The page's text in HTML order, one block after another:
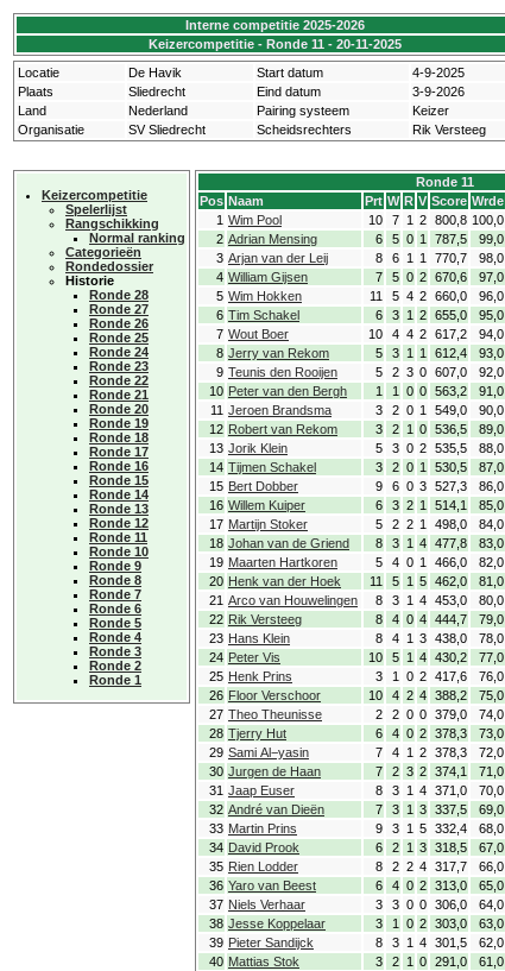
Interne competitie 2025-2026
Keizercompetitie - Ronde 11 - 20-11-2025
Locatie
De Havik Start datum
4-9-2025
Plaats
Sliedrecht Eind datum
3-9-2026
Land
Nederland Pairing systeem
Keizer
Organisatie
SV Sliedrecht Scheidsrechters Rik Versteeg
Keizercompetitie
Spelerlijst
Rangschikking
Normal ranking
Categorieën
Rondedossier
Historie
Ronde 28
Ronde 27
Ronde 26
Ronde 25
Ronde 24
Ronde 23
Ronde 22
Ronde 21
Ronde 20
Ronde 19
Ronde 18
Ronde 17
Ronde 16
Ronde 15
Ronde 14
Ronde 13
Ronde 12
Ronde 11
Ronde 10
Ronde 9
Ronde 8
Ronde 7
Ronde 6
Ronde 5
Ronde 4
Ronde 3
Ronde 2
Ronde 1
Ronde 11
Pos Naam Prt W R V Score Wrde
1 Wim Pool 10 7 1 2 800,8 100,0
2 Adrian Mensing 6 5 0 1 787,5 99,0
3 Arjan van der Leij 8 6 1 1 770,7 98,0
4 William Gijsen 7 5 0 2 670,6 97,0
5 Wim Hokken 11 5 4 2 660,0 96,0
6 Tim Schakel 6 3 1 2 655,0 95,0
7 Wout Boer 10 4 4 2 617,2 94,0
8 Jerry van Rekom 5 3 1 1 612,4 93,0
9 Teunis den Rooijen 5 2 3 0 607,0 92,0
10 Peter van den Bergh 1 1 0 0 563,2 91,0
11 Jeroen Brandsma 3 2 0 1 549,0 90,0
12 Robert van Rekom 3 2 1 0 536,5 89,0
13 Jorik Klein 5 3 0 2 535,5 88,0
14 Tijmen Schakel 3 2 0 1 530,5 87,0
15 Bert Dobber 9 6 0 3 527,3 86,0
16 Willem Kuiper 6 3 2 1 514,1 85,0
17 Martijn Stoker 5 2 2 1 498,0 84,0
18 Johan van de Griend 8 3 1 4 477,8 83,0
19 Maarten Hartkoren 5 4 0 1 466,0 82,0
20 Henk van der Hoek 11 5 1 5 462,0 81,0
21 Arco van Houwelingen 8 3 1 4 453,0 80,0
22 Rik Versteeg 8 4 0 4 444,7 79,0
23 Hans Klein 8 4 1 3 438,0 78,0
24 Peter Vis 10 5 1 4 430,2 77,0
25 Henk Prins 3 1 0 2 417,6 76,0
26 Floor Verschoor 10 4 2 4 388,2 75,0
27 Theo Theunisse 2 2 0 0 379,0 74,0
28 Tjerry Hut 6 4 0 2 378,3 73,0
29 Sami Al−yasin 7 4 1 2 378,3 72,0
30 Jurgen de Haan 7 2 3 2 374,1 71,0
31 Jaap Euser 8 3 1 4 371,0 70,0
32 André van Dieën 7 3 1 3 337,5 69,0
33 Martin Prins 9 3 1 5 332,4 68,0
34 David Prook 6 2 1 3 318,5 67,0
35 Rien Lodder 8 2 2 4 317,7 66,0
36 Yaro van Beest 6 4 0 2 313,0 65,0
37 Niels Verhaar 3 3 0 0 306,0 64,0
38 Jesse Koppelaar 3 1 0 2 303,0 63,0
39 Pieter Sandijck 8 3 1 4 301,5 62,0
40 Mattias Stok 3 2 1 0 291,0 61,0